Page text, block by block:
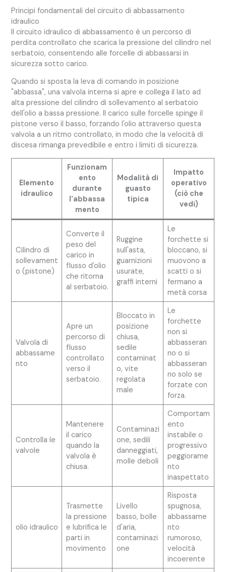
Principi fondamentali del circuito di abbassamento
idraulico
Il circuito idraulico di abbassamento è un percorso di
perdita controllato che scarica la pressione del cilindro nel
serbatoio, consentendo alle forcelle di abbassarsi in
sicurezza sotto carico.
Quando si sposta la leva di comando in posizione
"abbassa", una valvola interna si apre e collega il lato ad
alta pressione del cilindro di sollevamento al serbatoio
dell'olio a bassa pressione. Il carico sulle forcelle spinge il
pistone verso il basso, forzando l'olio attraverso questa
valvola a un ritmo controllato, in modo che la velocità di
discesa rimanga prevedibile e entro i limiti di sicurezza.
Elemento
idraulico
Funzionam
ento
durante
l'abbassa
mento
Modalità di
guasto
tipica
Impatto
operativo
(ciò che
vedi)
Cilindro di
sollevament
o (pistone)
Converte il
peso del
carico in
flusso d'olio
che ritorna
al serbatoio.
Ruggine
sull'asta,
guarnizioni
usurate,
graffi interni
Le
forchette si
bloccano, si
muovono a
scatti o si
fermano a
metà corsa
Valvola di
abbassame
nto
Apre un
percorso di
flusso
controllato
verso il
serbatoio.
Bloccato in
posizione
chiusa,
sedile
contaminat
o, vite
regolata
male
Le
forchette
non si
abbasseran
no o si
abbasseran
no solo se
forzate con
forza.
Controlla le
valvole
Mantenere
il carico
quando la
valvola è
chiusa.
Contaminazi
one, sedili
danneggiati,
molle deboli
Comportam
ento
instabile o
progressivo
peggiorame
nto
inaspettato
olio idraulico
Trasmette
la pressione
e lubrifica le
parti in
movimento
Livello
basso, bolle
d'aria,
contaminazi
one
Risposta
spugnosa,
abbassame
nto
rumoroso,
velocità
incoerente